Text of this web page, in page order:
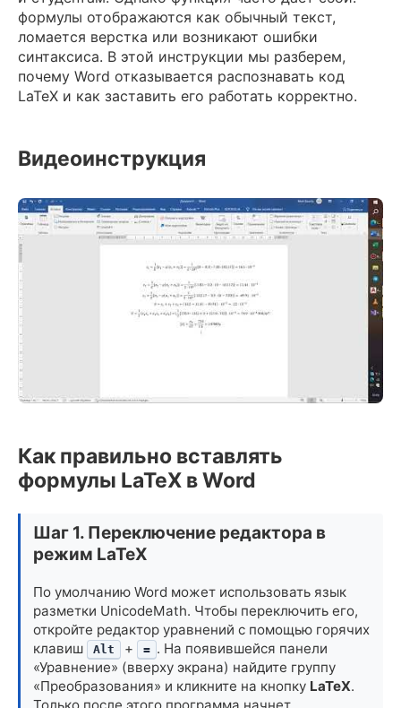
формулы отображаются как обычный текст,
ломается верстка или возникают ошибки
синтаксиса. В этой инструкции мы разберем,
почему Word отказывается распознавать код
LaTeX и как заставить его работать корректно.
Видеоинструкция
Как правильно вставлять
формулы LaTeX в Word
Шаг 1. Переключение редактора в
режим LaTeX
По умолчанию Word может использовать язык
разметки UnicodeMath. Чтобы переключить его,
откройте редактор уравнений с помощью горячих
клавиш
Alt + = . На появившейся панели
«Уравнение» (вверху экрана) найдите группу
«Преобразования» и кликните на кнопку LaTeX.